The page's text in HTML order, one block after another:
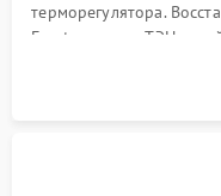
терморегулятора.
Frost, включая ТЭН
платы